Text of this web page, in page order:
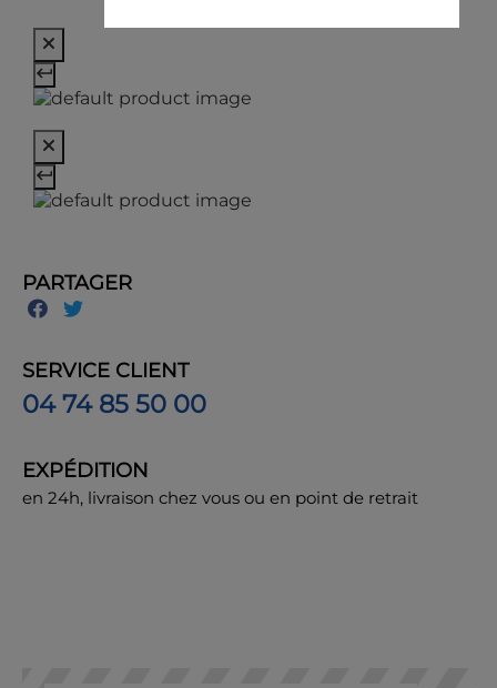
PARTAGER
SERVICE CLIENT
04 74 85 50 00
EXPÉDITION
en 24h, livraison chez vous ou en point de retrait